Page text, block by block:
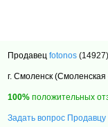
Продавецfotonos (14927)
г. Смоленск (Смоленская
100% положительных
Задать вопрос Продавцу